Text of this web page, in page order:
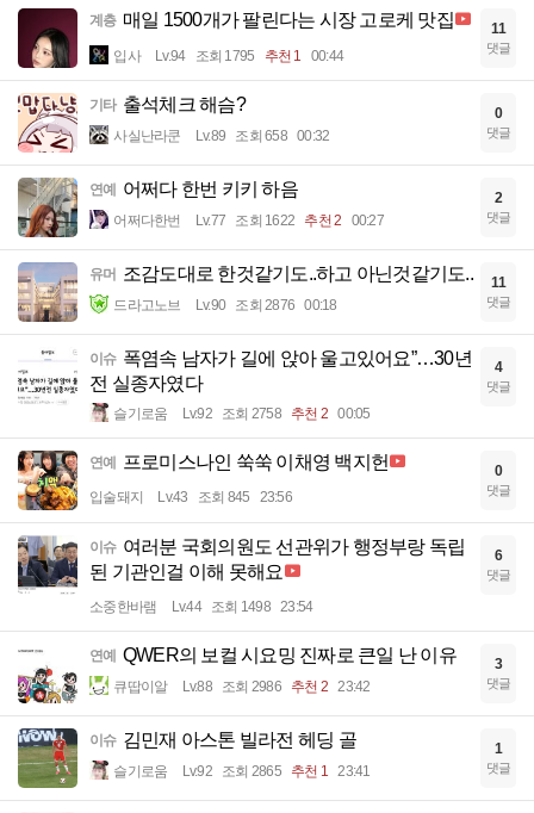
계층 매일 1500개가 팔린다는 시장 고로케 맛집
입사 Lv.94 조회 1795 추천 1 00:44
11
댓글
기타 출석체크 해슴?
사실난라쿤 Lv.89 조회 658 00:32
0
댓글
연예 어쩌다 한번 키키 하음
어쩌다한번 Lv.77 조회 1622 추천 2 00:27
2
댓글
유머 조감도대로 한것같기도..하고 아닌것같기도..
드라고노브 Lv.90 조회 2876 00:18
11
댓글
이슈 폭염속 남자가 길에 앉아 울고있어요”…30년
전 실종자였다
슬기로움 Lv.92 조회 2758 추천 2 00:05
4
댓글
연예 프로미스나인 쑥쑥 이채영 백지헌
입술돼지 Lv.43 조회 845 23:56
0
댓글
이슈 여러분 국회의원도 선관위가 행정부랑 독립
된 기관인걸 이해 못해요
소중한바램 Lv.44 조회 1498 23:54
6
댓글
연예 QWER의 보컬 시요밍 진짜로 큰일 난 이유
큐땁이알 Lv.88 조회 2986 추천 2 23:42
3
댓글
이슈 김민재 아스톤 빌라전 헤딩 골
슬기로움 Lv.92 조회 2865 추천 1 23:41
1
댓글